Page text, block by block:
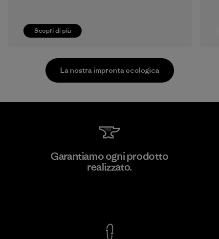
Scopri di più
MAS Active (Pvt) Ltd - Sleekline
La nostra impronta ecologica
Garantiamo ogni prodotto
realizzato.